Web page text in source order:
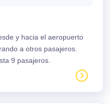
y hacia el aeropuerto
a otros pasajeros.
9 pasajeros.